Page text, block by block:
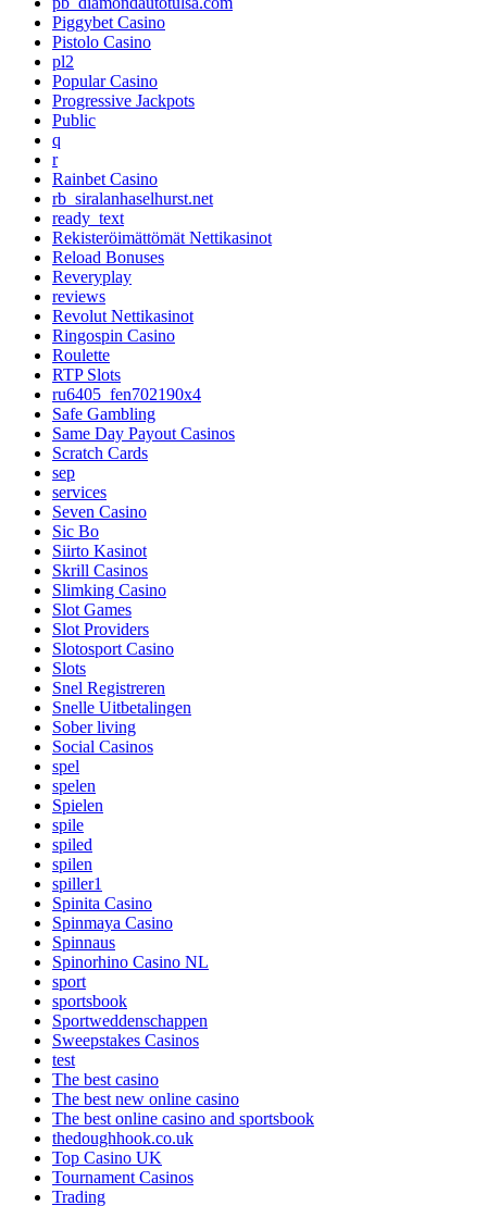
Piggybet Casino
Pistolo Casino
pl2
Popular Casino
Progressive Jackpots
Public
q
r
Rainbet Casino
rb_siralanhaselhurst.net
ready_text
Rekisteröimättömät Nettikasinot
Reload Bonuses
Reveryplay
reviews
Revolut Nettikasinot
Ringospin Casino
Roulette
RTP Slots
ru6405_fen702190x4
Safe Gambling
Same Day Payout Casinos
Scratch Cards
sep
services
Seven Casino
Sic Bo
Siirto Kasinot
Skrill Casinos
Slimking Casino
Slot Games
Slot Providers
Slotosport Casino
Slots
Snel Registreren
Snelle Uitbetalingen
Sober living
Social Casinos
spel
spelen
Spielen
spile
spiled
spilen
spiller1
Spinita Casino
Spinmaya Casino
Spinnaus
Spinorhino Casino NL
sport
sportsbook
Sportweddenschappen
Sweepstakes Casinos
test
The best casino
The best new online casino
The best online casino and sportsbook
thedoughhook.co.uk
Top Casino UK
Tournament Casinos
Trading